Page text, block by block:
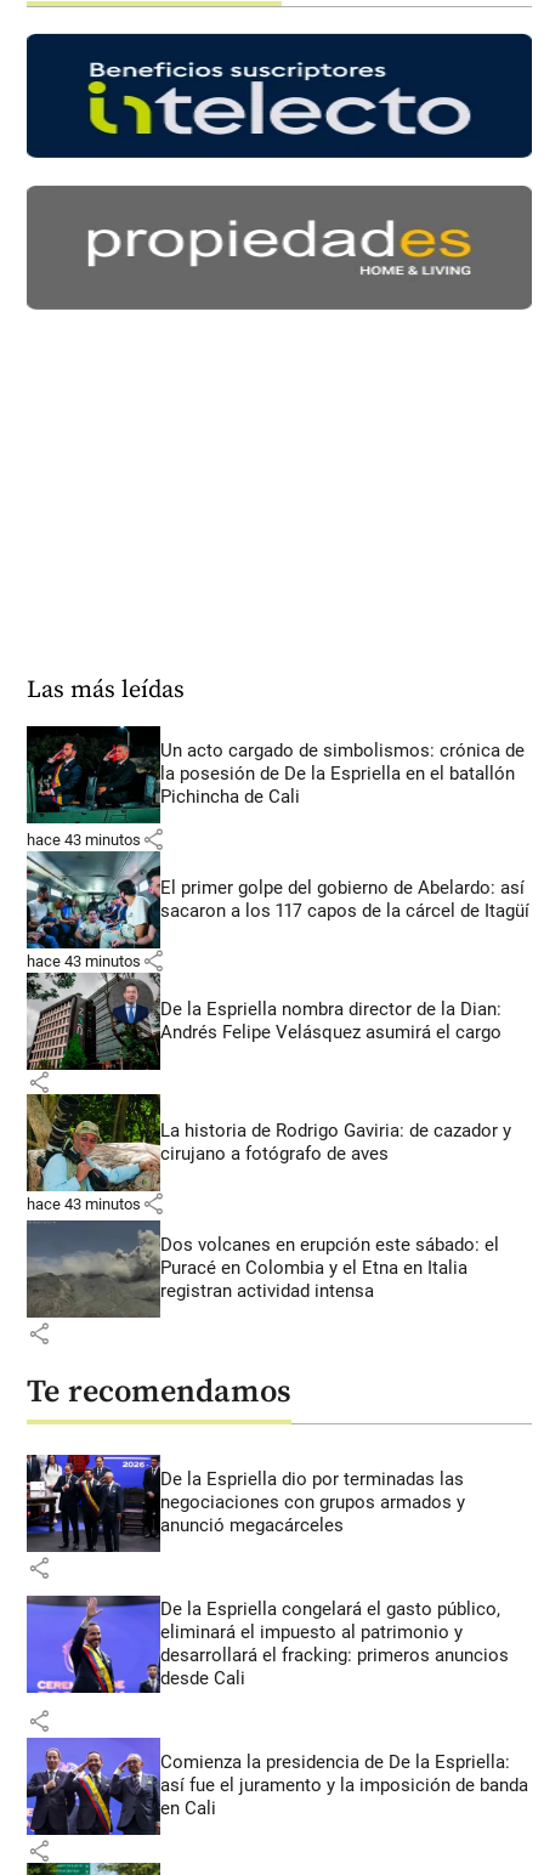
Las más leídas
Un acto cargado de simbolismos: crónica de
la posesión de De la Espriella en el batallón
Pichincha de Cali
hace 43 minutos share
El primer golpe del gobierno de Abelardo: así
sacaron a los 117 capos de la cárcel de Itagüí
hace 43 minutos share
De la Espriella nombra director de la Dian:
Andrés Felipe Velásquez asumirá el cargo
share
La historia de Rodrigo Gaviria: de cazador y
cirujano a fotógrafo de aves
hace 43 minutos share
Dos volcanes en erupción este sábado: el
Puracé en Colombia y el Etna en Italia
registran actividad intensa
share
Te recomendamos
De la Espriella dio por terminadas las
negociaciones con grupos armados y
anunció megacárceles
share
De la Espriella congelará el gasto público,
eliminará el impuesto al patrimonio y
desarrollará el fracking: primeros anuncios
desde Cali
share
Comienza la presidencia de De la Espriella:
así fue el juramento y la imposición de banda
en Cali
share